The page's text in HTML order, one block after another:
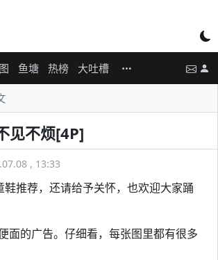
鱼塘 热榜 大吐槽
见不烦[4P]
, 13:33
鞋推荐，还请给予关怀，也欢迎大家踊
面的广告。仔细看，每张图里都有很多